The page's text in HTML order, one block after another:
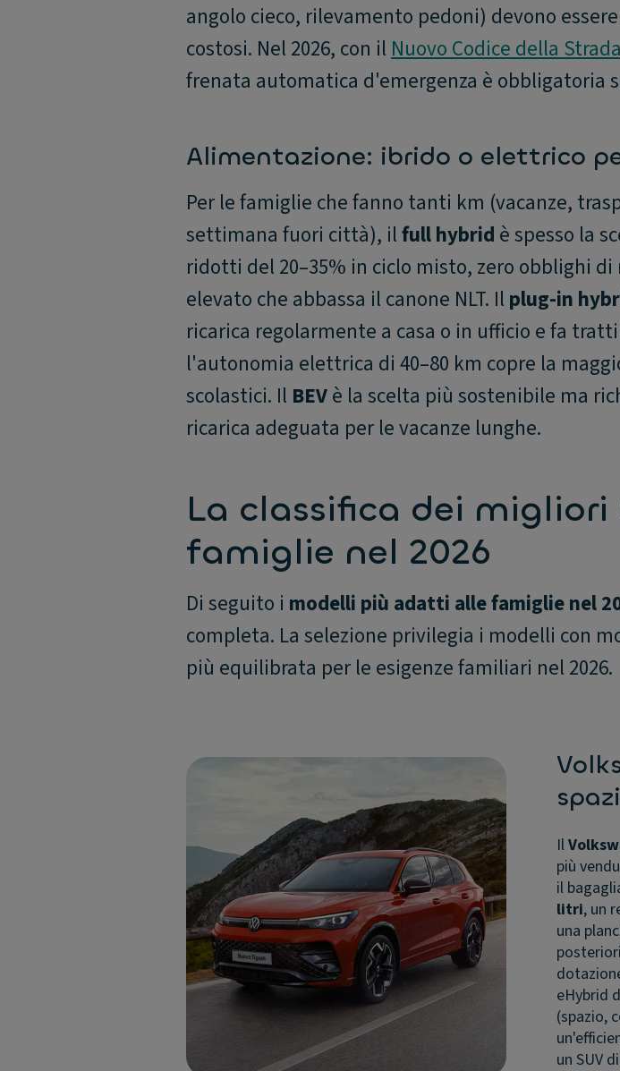
angolo cieco, rilevamento pedoni) devono essere
costosi. Nel 2026, con il Nuovo Codice della Strada
frenata automatica d'emergenza è obbligatoria
Alimentazione: ibrido o elettrico
Per le famiglie che fanno tanti km (vacanze,
settimana fuori città), ilfull hybrid è spesso la
ridotti del 20–35% in ciclo misto, zero obblighi
elevato che abbassa il canone NLT. Il plug-in
ricarica regolarmente a casa o in ufficio e fa
l'autonomia elettrica di 40–80 km copre la
scolastici. Il BEVè la scelta più sostenibile ma
ricarica adeguata per le vacanze lunghe.
La classifica dei migliori
famiglie nel 2026
Di seguito i modelli più adatti alle famiglie nel
completa. La selezione privilegia i modelli con
più equilibrata per le esigenze familiari nel 2026.
Il
più
il
litri, un
una
eHybrid
(spazio,
un SUV